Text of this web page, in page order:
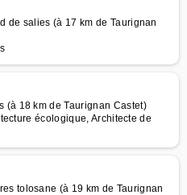
de salies (à 17 km de Taurignan
(à 18 km de Taurignan Castet)
écologique, Architecte de
tolosane (à 19 km de Taurignan